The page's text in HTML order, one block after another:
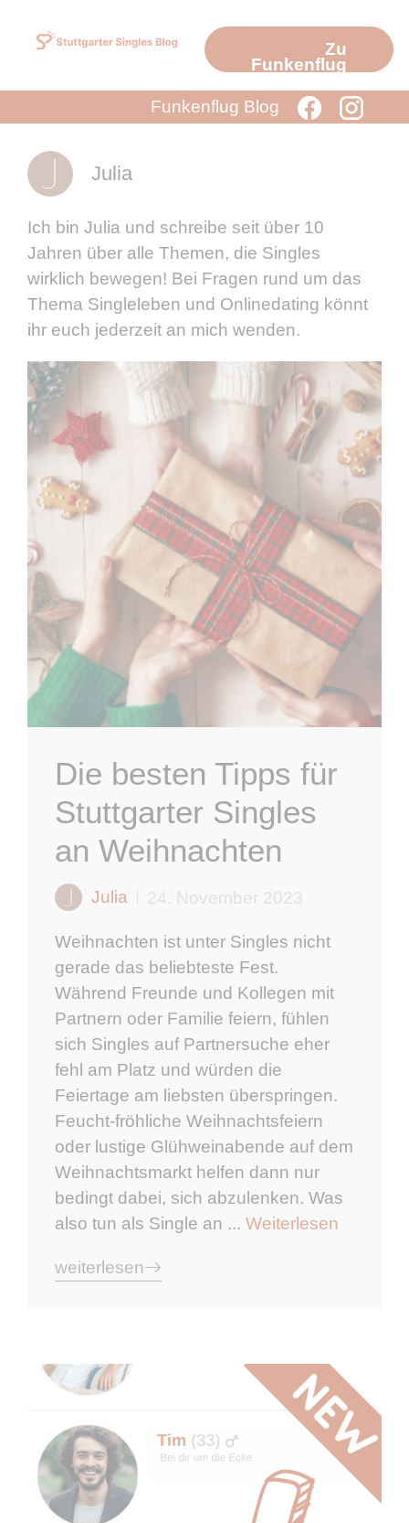
Inhalt
Zu
Funkenflug
Funkenflug Blog
Julia
Ich bin Julia und schreibe seit über 10
Jahren über alle Themen, die Singles
wirklich bewegen! Bei Fragen rund um das
Thema Singleleben und Onlinedating könnt
ihr euch jederzeit an mich wenden.
Die besten Tipps für
Stuttgarter Singles
an Weihnachten
Julia 24. November 2023
Weihnachten ist unter Singles nicht
gerade das beliebteste Fest.
Während Freunde und Kollegen mit
Partnern oder Familie feiern, fühlen
sich Singles auf Partnersuche eher
fehl am Platz und würden die
Feiertage am liebsten überspringen.
Feucht-fröhliche Weihnachtsfeiern
oder lustige Glühweinabende auf dem
Weihnachtsmarkt helfen dann nur
bedingt dabei, sich abzulenken. Was
also tun als Single an ... Weiterlesen
weiterlesen